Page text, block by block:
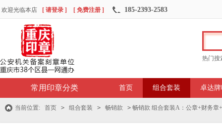
欢迎光临本店 [ 请登录 ] [ 免费注册 ] 185-2393-2583
热门搜
常用印章分类 首页 组合套装 卓达
当前位置: 首页 > 组合套装 > 畅销款 > 畅销款 组合套装A：公章+财务章